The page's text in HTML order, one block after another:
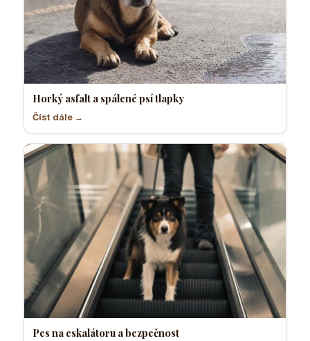
Horký asfalt a spálené psí tlapky
Číst dále →
Pes na eskalátoru a bezpečnost